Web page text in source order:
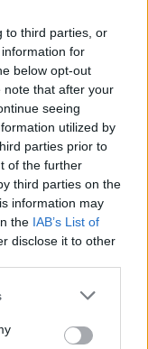
to third parties, or
for
below opt-out
note that after your
seeing
utilized by
parties prior to
of the further
third parties on the
information may
the IAB’s List of
disclose it to other
or more Google
You may click to
DOLOGRA
EZT
TÜNETET NE
ALÁ
AZ ABLAK –
CSAP